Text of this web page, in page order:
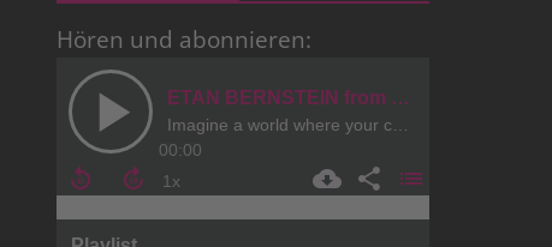
Hören und abonnieren: